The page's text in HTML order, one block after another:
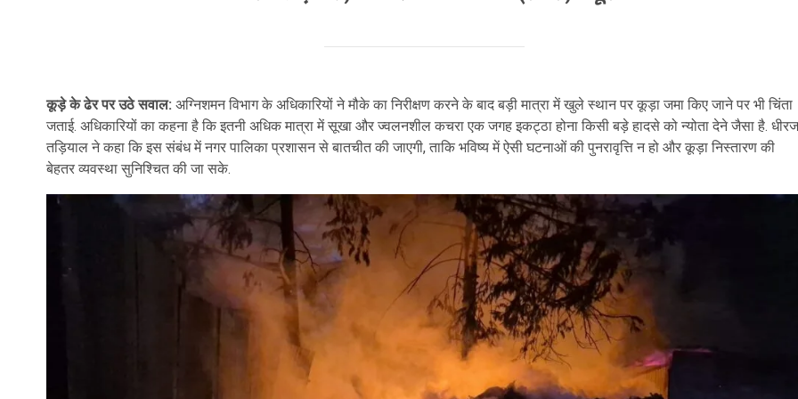
कूड़े के ढेर पर उठे सवाल: अग्निशमन विभाग के अधिकारियों ने मौके का निरीक्षण करने के बाद बड़ी मात्रा में खुले स्थान पर कूड़ा जमा किए जाने पर भी चिंता
जताई. अधिकारियों का कहना है कि इतनी अधिक मात्रा में सूखा और ज्वलनशील कचरा एक जगह इकट्ठा होना किसी बड़े हादसे को न्योता देने जैसा है. धीरज
तड़ियाल ने कहा कि इस संबंध में नगर पालिका प्रशासन से बातचीत की जाएगी, ताकि भविष्य में ऐसी घटनाओं की पुनरावृत्ति न हो और कूड़ा निस्तारण की
बेहतर व्यवस्था सुनिश्चित की जा सके.